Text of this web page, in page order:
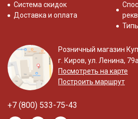
Система скидок
Доставка и оплата
Розничный магазин
г. Киров, ул. Ленина, 79а
Посмотреть на карте
Построить маршрут
+7 (800) 533-75-43